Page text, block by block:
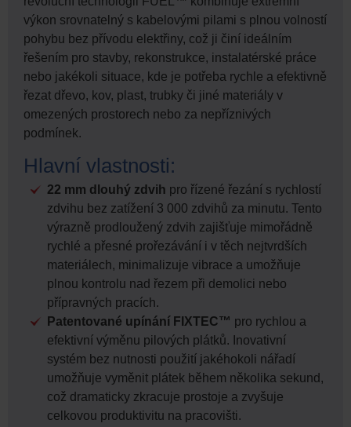
výkon srovnatelný s kabelovými pilami s plnou volností
pohybu bez přívodu elektřiny, což ji činí ideálním
řešením pro stavby, rekonstrukce, instalatérské práce
nebo jakékoli situace, kde je potřeba rychle a efektivně
řezat dřevo, kov, plast, trubky či jiné materiály v
omezených prostorech nebo za nepříznivých
podmínek.
Hlavní vlastnosti:
22 mm dlouhý zdvih pro řízené řezání s rychlostí
zdvihu bez zatížení 3 000 zdvihů za minutu. Tento
výrazně prodloužený zdvih zajišťuje mimořádně
rychlé a přesné prořezávání i v těch nejtvrdších
materiálech, minimalizuje vibrace a umožňuje
plnou kontrolu nad řezem při demolici nebo
přípravných pracích.
Patentované upínání FIXTEC™ pro rychlou a
efektivní výměnu pilových plátků. Inovativní
systém bez nutnosti použití jakéhokoli nářadí
umožňuje vyměnit plátek během několika sekund,
což dramaticky zkracuje prostoje a zvyšuje
celkovou produktivitu na pracovišti.